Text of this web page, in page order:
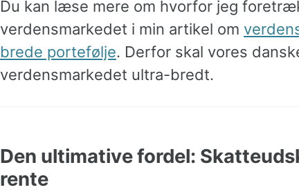
Du kan læse mere om hvorfor jeg
verdensmarkedet i min artikel om
brede portefølje. Derfor skal vores
verdensmarkedet ultra-bredt.
Den ultimative fordel:
rente